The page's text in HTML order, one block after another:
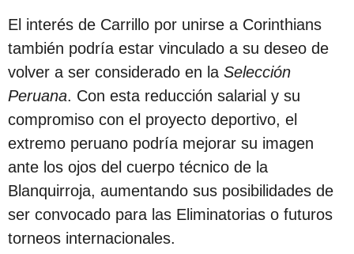
El interés de Carrillo por unirse a Corinthians
también podría estar vinculado a su deseo de
volver a ser considerado en la Selección
Peruana. Con esta reducción salarial y su
compromiso con el proyecto deportivo, el
extremo peruano podría mejorar su imagen
ante los ojos del cuerpo técnico de la
Blanquirroja, aumentando sus posibilidades de
ser convocado para las Eliminatorias o futuros
torneos internacionales.